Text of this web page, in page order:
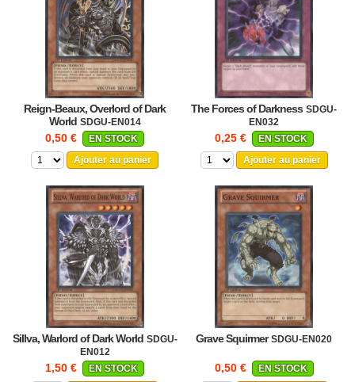
Reign-Beaux, Overlord of Dark
World SDGU-EN014
0,50 €
EN STOCK
Ajouter au panier
The Forces of Darkness SDGU-
EN032
0,25 €
EN STOCK
Ajouter au panier
Sillva, Warlord of Dark World SDGU-
EN012
1,50 € EN STOCK
Grave Squirmer SDGU-EN020
0,50 € EN STOCK